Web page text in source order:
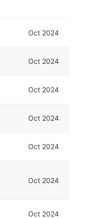
Oct 2024
Oct 2024
Oct 2024
Oct 2024
Oct 2024
Oct 2024
Oct 2024